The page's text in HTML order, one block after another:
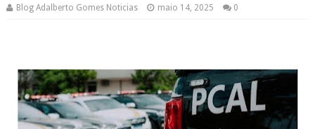
Blog Adalberto Gomes Noticias maio 14, 2025 0